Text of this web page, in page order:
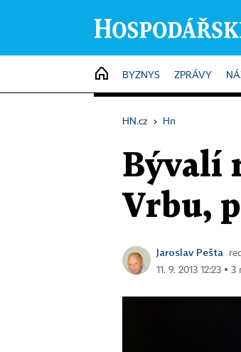
HOME
BYZNYS ZPRÁVY
HN.cz › Hn
Bývalí
Vrbu,
Jaroslav Pešta
11. 9. 2013 12:23 ▪